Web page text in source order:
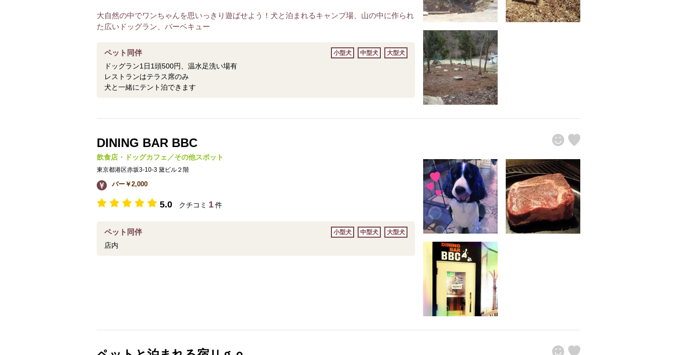
大自然の中でワンちゃんを思いっきり遊ばせよう！犬と泊まれるキャンプ場、山の中に作られ
た広いドッグラン、バーベキュー
ペット同伴
ドッグラン1日1頭500円、温水足洗い場有
レストランはテラス席のみ
犬と一緒にテント泊できます
小型犬 中型犬 大型犬
DINING BAR BBC
飲食店・ドッグカフェ／その他スポット
東京都港区赤坂3-10-3 黛ビル２階
バー￥2,000
5.0 クチコミ 1件
ペット同伴
店内
小型犬 中型犬 大型犬